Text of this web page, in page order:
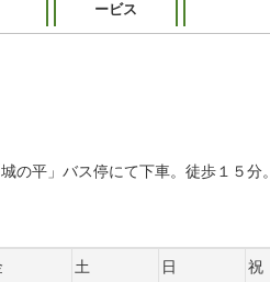
ービス
の平」バス停にて下車。徒歩１５分。
土 日 祝